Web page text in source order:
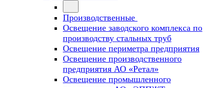
Производственные
Освещение заводского комплекса по
производству стальных труб
Освещение периметра предприятия
Освещение производственного
предприятия АО «Ретал»
Освещение промышленного